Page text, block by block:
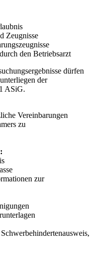
Zeugnisse
den Betriebsarzt
dürfen
der
ASiG.
Vereinbarungen
zu
zur